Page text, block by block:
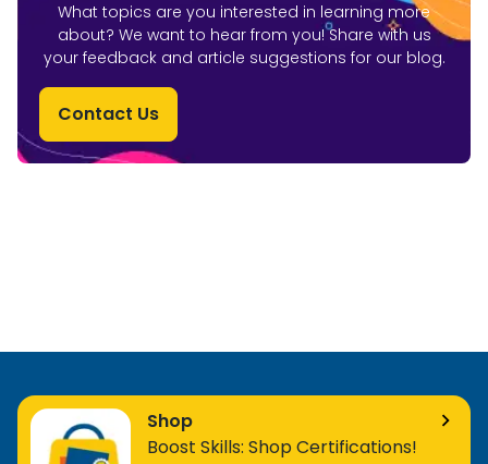
What topics are you interested in learning more
about? We want to hear from you! Share with us
your feedback and article suggestions for our blog.
Contact Us
Shop
Boost Skills: Shop Certifications!